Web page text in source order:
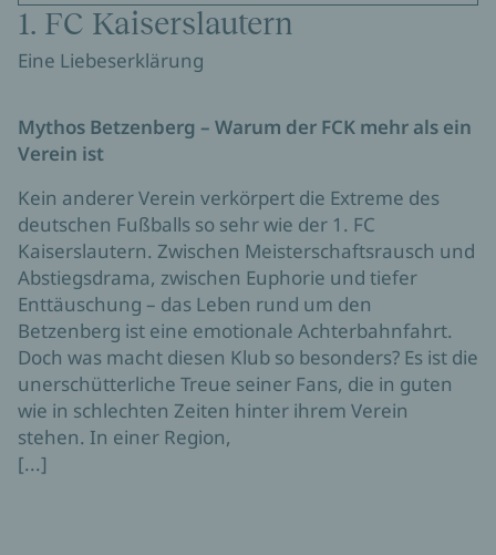
1. FC Kaiserslautern
Eine Liebeserklärung
Mythos Betzenberg – Warum der FCK mehr als ein
Verein ist
Kein anderer Verein verkörpert die Extreme des
deutschen Fußballs so sehr wie der 1. FC
Kaiserslautern. Zwischen Meisterschaftsrausch und
Abstiegsdrama, zwischen Euphorie und tiefer
Enttäuschung – das Leben rund um den
Betzenberg ist eine emotionale Achterbahnfahrt.
Doch was macht diesen Klub so besonders? Es ist die
unerschütterliche Treue seiner Fans, die in guten
wie in schlechten Zeiten hinter ihrem Verein
stehen. In einer Region,
[...]